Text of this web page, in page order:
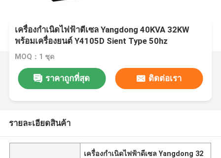
เครื่องกำเนิดไฟฟ้าดีเซล Yangdong 40KVA 32KW
พร้อมเครื่องยนต์ Y4105D Sient Type 50hz
MOQ：1 ชุด
ราคาถูกที่สุด ติดต่อเรา
รายละเอียดสินค้า
เครื่องกำเนิดไฟฟ้าดีเซล Yangdong 32